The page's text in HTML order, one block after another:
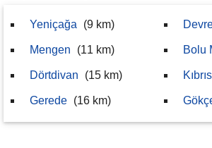
Yeniçağa (9 km)
Mengen (11 km)
Dörtdivan (15 km)
Gerede (16 km)
Bolu